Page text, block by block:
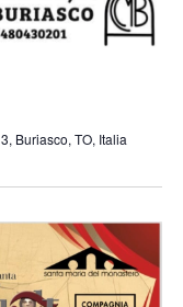
Buriasco, TO, Italia